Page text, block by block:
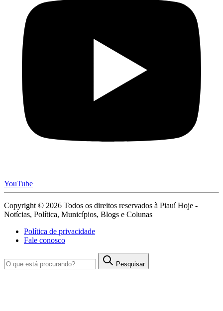
YouTube
Copyright © 2026 Todos os direitos reservados à Piauí Hoje -
Notícias, Política, Municípios, Blogs e Colunas
Política de privacidade
Fale conosco
Pesquisar